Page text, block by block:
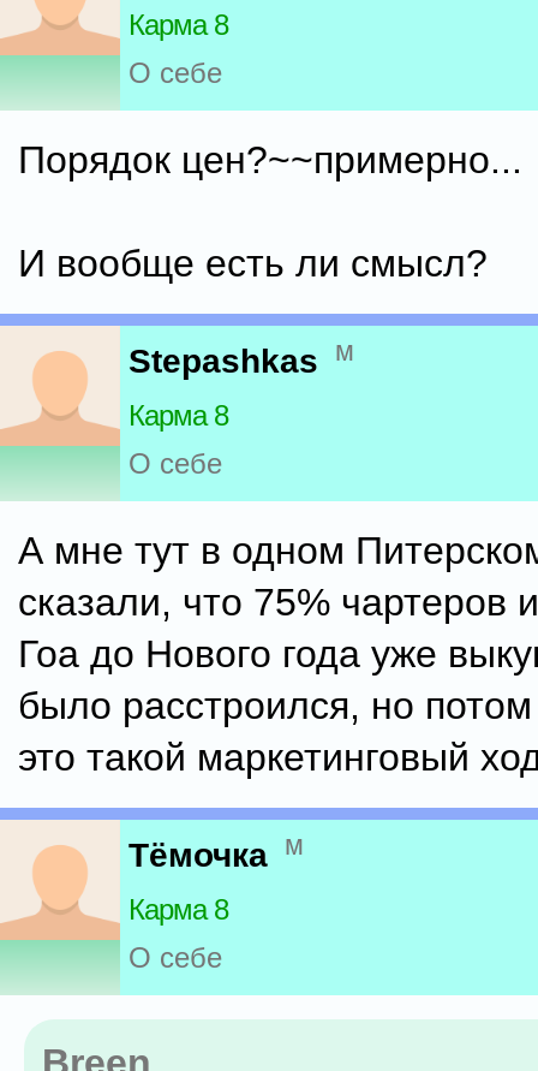
Карма 8
О себе
Порядок цен?~~примерно...
И вообще есть ли смысл?
Stepashkas м
Карма 8
О себе
А мне тут в одном
сказали, что 75% чартеров
Гоа до Нового года уже
было расстроился, но
это такой маркетинговый
Тёмочка м
Карма 8
О себе